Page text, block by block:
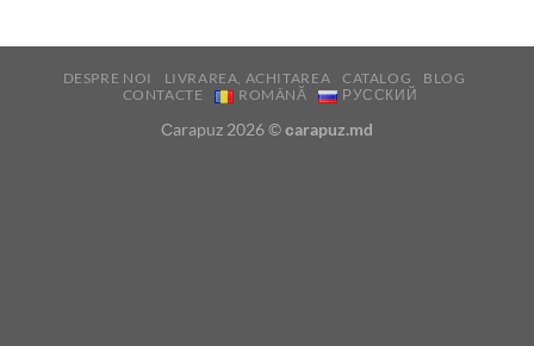
DESPRE NOI LIVRAREA, ACHITAREA CATALOG
BLOG
CONTACTE
ROMÂNĂ РУССКИЙ
Сarapuz 2026 ©сarapuz.md